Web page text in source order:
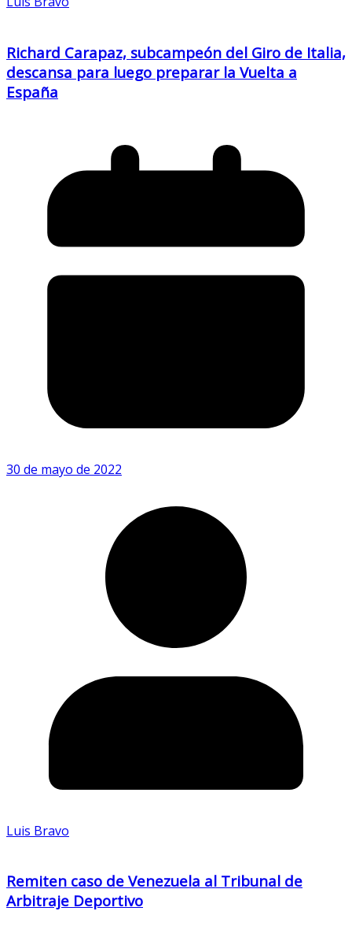
Richard Carapaz, subcampeón del Giro de Italia,
descansa para luego preparar la Vuelta a
España
30 de mayo de 2022
Luis Bravo
Remiten caso de Venezuela al Tribunal de
Arbitraje Deportivo